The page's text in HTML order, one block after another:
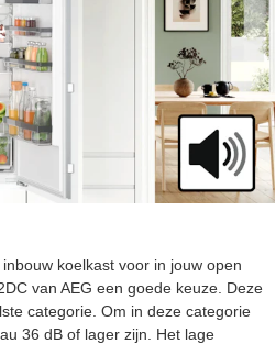
koelkast voor in jouw open
van AEG een goede keuze. Deze
categorie. Om in deze categorie
36 dB of lager zijn. Het lage